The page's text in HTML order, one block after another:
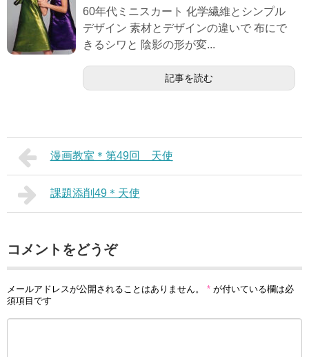
60年代ミニスカート 化学繊維とシンプル
デザイン 素材とデザインの違いで 布にで
きるシワと 陰影の形が変...
記事を読む
漫画教室＊第49回 天使
課題添削49＊天使
コメントをどうぞ
メールアドレスが公開されることはありません。 * が付いている欄は必
須項目です